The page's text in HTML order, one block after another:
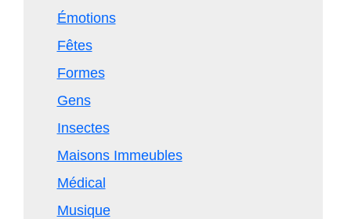
Émotions
Fêtes
Formes
Gens
Insectes
Maisons Immeubles
Médical
Musique